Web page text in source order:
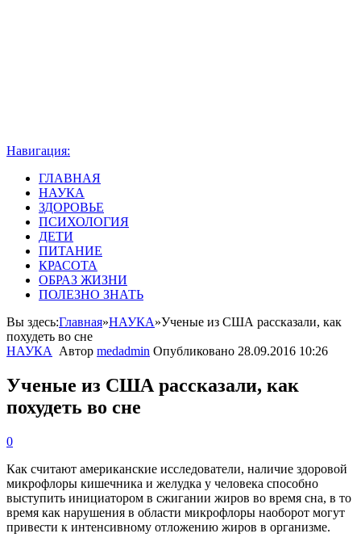
Навигация:
ГЛАВНАЯ
НАУКА
ЗДОРОВЬЕ
ПСИХОЛОГИЯ
ДЕТИ
ПИТАНИЕ
КРАСОТА
ОБРАЗ ЖИЗНИ
ПОЛЕЗНО ЗНАТЬ
Вы здесь:Главная»НАУКА»Ученые из США рассказали, как
похудеть во сне
НАУКА
Автор medadmin Опубликовано 28.09.2016 10:26
Ученые из США рассказали, как
похудеть во сне
0
Как считают американские исследователи, наличие здоровой
микрофлоры кишечника и желудка у человека способно
выступить инициатором в сжигании жиров во время сна, в то
время как нарушения в области микрофлоры наоборот могут
привести к интенсивному отложению жиров в организме.